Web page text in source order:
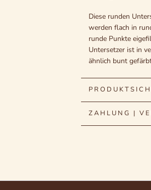
Diese runden
werden flach in
runde Punkte
Untersetzer ist in
ähnlich bunt
Filz in Küche
Untersatz finden.
Küchen-,
ZAHLUNG |